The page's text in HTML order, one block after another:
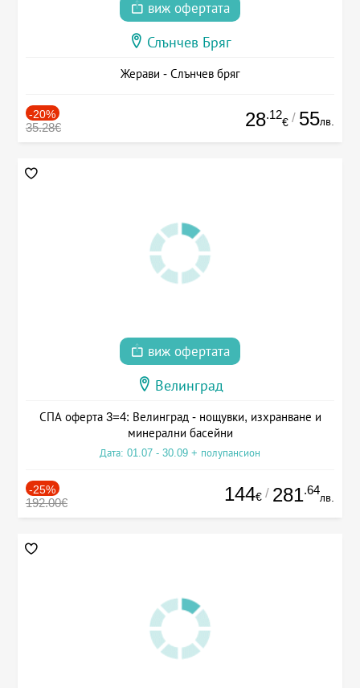
виж офертата
Слънчев Бряг
Жерави - Слънчев бряг
-20%
35.28€ 28.12
€ / 55лв.
виж офертата
Велинград
СПА оферта 3=4: Велинград - нощувки, изхранване и
минерални басейни
Дата: 01.07 - 30.09 + полупансион
-25%
192.00€ 144€ / 281.64
лв.